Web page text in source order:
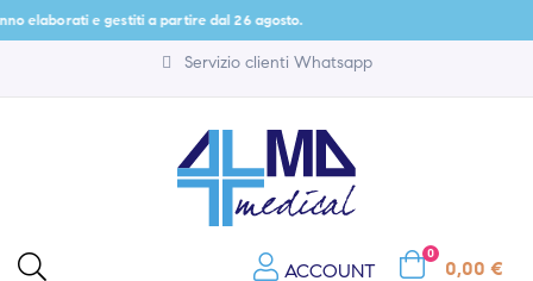
e gestiti a partire dal 26 agosto.
Servizio clienti Whatsapp
ACCOUNT
0
0,00 €